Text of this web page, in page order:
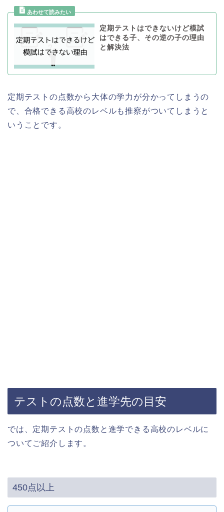
定期テストはできないけど模試
はできる子、その逆の子の理由
と解決法
定期テストの点数から大体の学力が分かってしまうの
で、合格できる高校のレベルも推察がついてしまうと
いうことです。
テストの点数と進学先の目安
では、定期テストの点数と進学できる高校のレベルに
ついてご紹介します。
450点以上